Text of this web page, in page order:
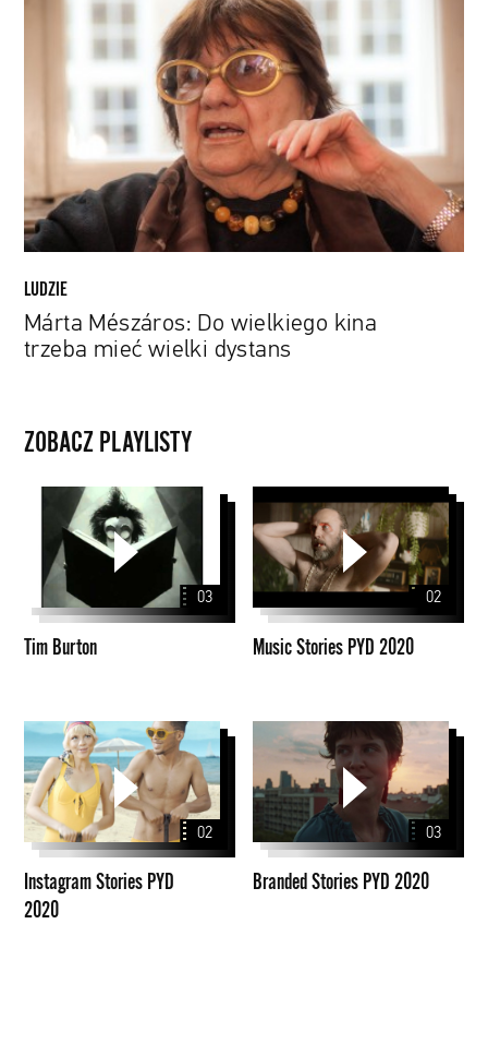
dystans
LUDZIE
Márta Mészáros: Do wielkiego kina
trzeba mieć wielki dystans
ZOBACZ PLAYLISTY
03
Tim Burton
Stories
PYD
2020
02
Music Stories PYD 2020
Instagram
Stories
PYD
2020
02
Instagram Stories PYD
2020
Branded
PYD
2020
03
Branded Stories PYD 2020